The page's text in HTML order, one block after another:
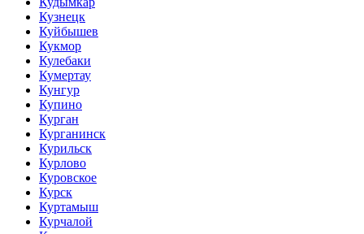
Кузнецк
Куйбышев
Кукмор
Кулебаки
Кумертау
Кунгур
Купино
Курган
Курганинск
Курильск
Курлово
Куровское
Курск
Куртамыш
Курчалой